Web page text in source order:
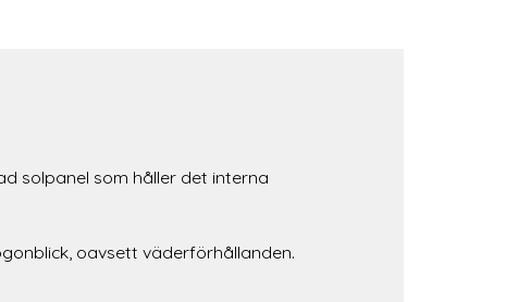
solpanel som håller det interna
oavsett väderförhållanden.